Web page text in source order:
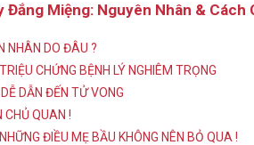
Đắng Miệng: Nguyên Nhân & Cách
NHÂN DO ĐÂU ?
CHỨNG BỆNH LÝ NGHIÊM TRỌNG
DẪN ĐẾN TỬ VONG
CHỦ QUAN !
ĐIỀU MẸ BẦU KHÔNG NÊN BỎ QUA !